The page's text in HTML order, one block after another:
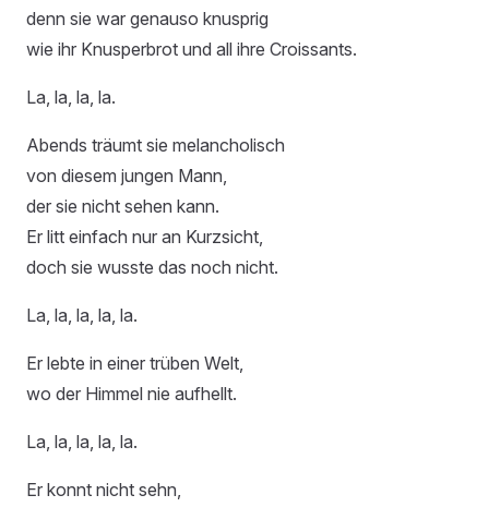
denn sie war genauso knusprig
wie ihr Knusperbrot und all ihre Croissants.
La, la, la, la.
Abends träumt sie melancholisch
von diesem jungen Mann,
der sie nicht sehen kann.
Er litt einfach nur an Kurzsicht,
doch sie wusste das noch nicht.
La, la, la, la, la.
Er lebte in einer trüben Welt,
wo der Himmel nie aufhellt.
La, la, la, la, la.
Er konnt nicht sehn,